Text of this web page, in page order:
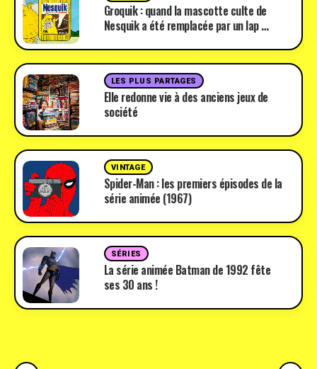
Groquik : quand la mascotte culte de
Nesquik a été remplacée par un lap …
LES PLUS PARTAGES
Elle redonne vie à des anciens jeux de
société
VINTAGE
Spider-Man : les premiers épisodes de la
série animée (1967)
SÉRIES
La série animée Batman de 1992 fête
ses 30 ans !